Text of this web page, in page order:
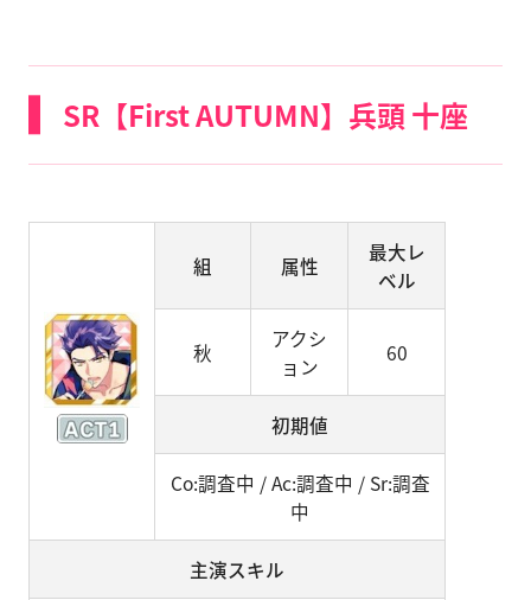
SR【First AUTUMN】兵頭 十座
組 属性
最大レ
ベル
秋
アクシ
ョン
60
初期値
Co:調査中 / Ac:調査中 / Sr:調査
中
主演スキル